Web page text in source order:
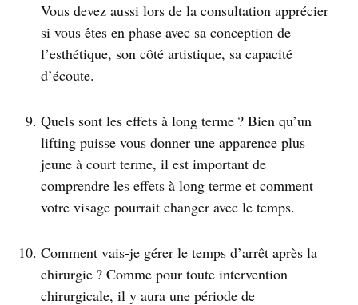
Vous devez aussi lors de la consultation apprécier
si vous êtes en phase avec sa conception de
l’esthétique, son côté artistique, sa capacité
d’écoute.
Quels sont les effets à long terme ? Bien qu’un
lifting puisse vous donner une apparence plus
jeune à court terme, il est important de
comprendre les effets à long terme et comment
votre visage pourrait changer avec le temps.
Comment vais-je gérer le temps d’arrêt après la
chirurgie ? Comme pour toute intervention
chirurgicale, il y aura une période de